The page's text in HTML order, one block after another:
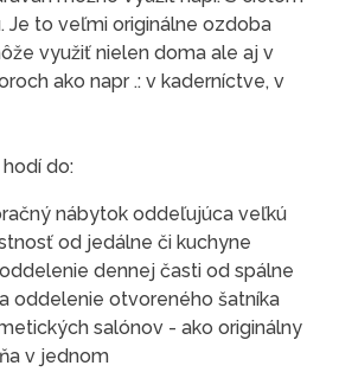
Je to veľmi originálne ozdoba
využiť nielen doma ale aj v
ako napr .: v kaderníctve, v
do:
nábytok oddeľujúca veľkú
od jedálne či kuchyne
dennej časti od spálne
oddelenie otvoreného šatníka
salónov - ako originálny
v jednom